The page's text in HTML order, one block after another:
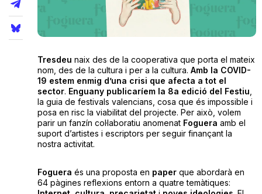
Llocs
Tresdeu naix des de la cooperativa que porta el mateix
nom, des de la cultura i per a la cultura. Amb la COVID-
19 estem enmig d’una crisi que afecta a tot el
sector. Enguany publicaríem la 8a edició del Festiu
la guia de festivals valencians, cosa que és impossible i
posa en risc la viabilitat del projecte. Per això, volem
parir un fanzín col·laboratiu anomenat Foguera amb el
suport d’artistes i escriptors per seguir finançant la
nostra activitat.
Foguera és una proposta en paper que abordarà en
64 pàgines reflexions entorn a quatre temàtiques: